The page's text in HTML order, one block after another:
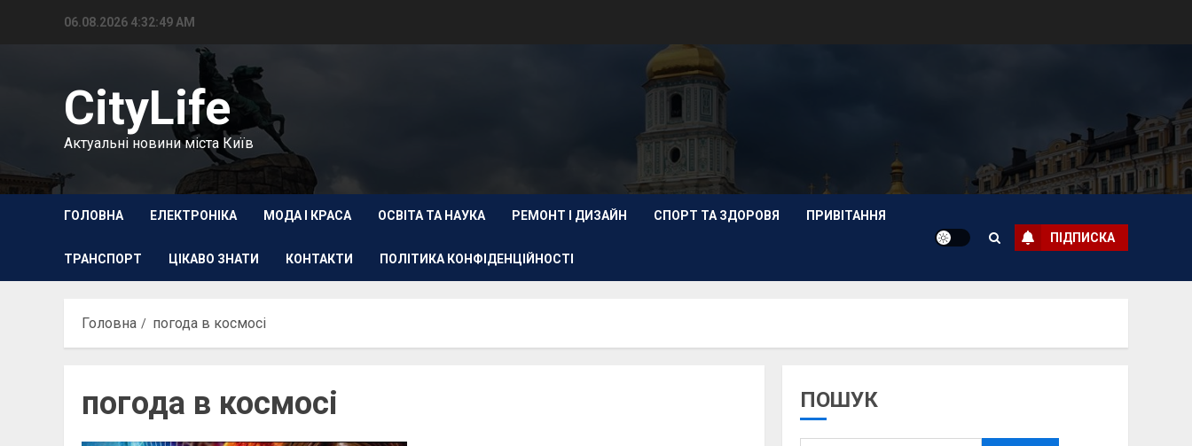
06.08.2026 4:32:49 AM
CityLife
Актуальні новини міста Київ
ГОЛОВНА ЕЛЕКТРОНІКА МОДА І КРАСА ОСВІТА ТА НАУКА РЕМОНТ І ДИЗАЙН СПОРТ ТА ЗДОРОВЯ ПРИВІТАННЯ
ТРАНСПОРТ ЦІКАВО ЗНАТИ КОНТАКТИ ПОЛІТИКА КОНФІДЕНЦІЙНОСТІ
ПІДПИСКА
Головна погода в космосі
погода в космосі ПОШУК